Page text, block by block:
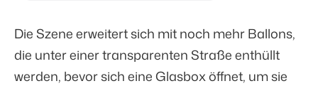
Die Szene erweitert sich mit noch mehr Ballons,
die unter einer transparenten Straße enthüllt
werden, bevor sich eine Glasbox öffnet, um sie